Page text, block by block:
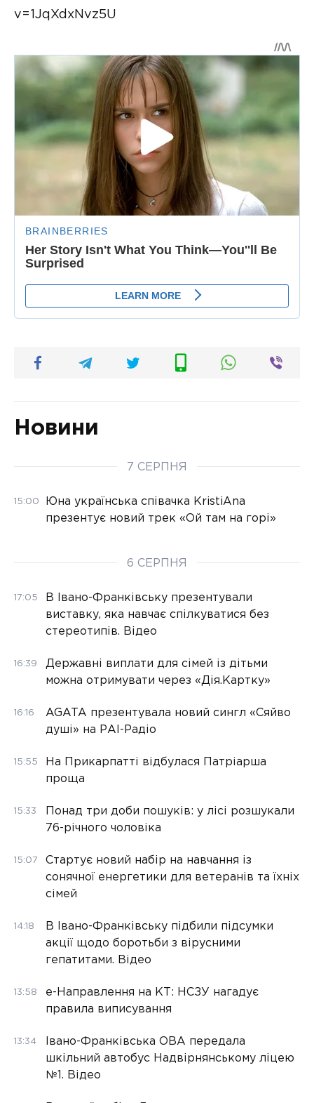
v=1JqXdxNvz5U
Новини
7 СЕРПНЯ
15:00
Юна українська співачка KristiAna
презентує новий трек «Ой там на горі»
6 СЕРПНЯ
17:05
В Івано-Франківську презентували
виставку, яка навчає спілкуватися без
стереотипів. Відео
16:39
Державні виплати для сімей із дітьми
можна отримувати через «Дія.Картку»
16:16
AGATA презентувала новий сингл «Сяйво
душі» на РАІ-Радіо
15:55
На Прикарпатті відбулася Патріарша
проща
15:33
Понад три доби пошуків: у лісі розшукали
76-річного чоловіка
15:07
Стартує новий набір на навчання із
сонячної енергетики для ветеранів та їхніх
сімей
14:18
В Івано-Франківську підбили підсумки
акції щодо боротьби з вірусними
гепатитами. Відео
13:58
е-Направлення на КТ: НСЗУ нагадує
правила виписування
13:34
Івано-Франківська ОВА передала
шкільний автобус Надвірнянському ліцею
№1. Відео